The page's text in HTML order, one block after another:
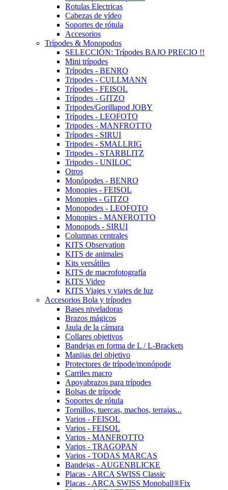
Rotulas Electricas
Cabezas de vídeo
Soportes de rótula
Accesorios
Trípodes & Monopodos
SELECCIÓN: Trípodes BAJO PRECIO !!
Mini trípodes
Trípodes - BENRO
Tripodes - CULLMANN
Trípodes - FEISOL
Trípodes - GITZO
Tripodes/Gorillapod JOBY
Trípodes - LEOFOTO
Tripodes - MANFROTTO
Trípodes - SIRUI
Tripodes - SMALLRIG
Tripodes - STARBLITZ
Tripodes - UNILOC
Otros
Monópodes - BENRO
Monopies - FEISOL
Monopies - GITZO
Monopodes - LEOFOTO
Monopies - MANFROTTO
Monopods - SIRUI
Columnas centrales
KITS Observation
KITS de animales
Kits versátiles
KITS de macrofotografía
KITS Video
KITS Viajes y viajes de luz
Accesorios Bola y trípodes
Bases niveladoras
Brazos mágicos
Jaula de la cámara
Collares objetivos
Bandejas en forma de L / L-Brackets
Manijas del objetivo
Protectores de trípode/monópode
Carriles macro
Apoyabrazos para trípodes
Bolsas de trípode
Soportes de rótula
Tornillos, tuercas, machos, terrajas...
Varios - FEISOL
Varios - FEISOL
Varios - MANFROTTO
Varios - TRAGOPAN
Varios - TODAS MARCAS
Bandejas - AUGENBLICKE
Placas - ARCA SWISS Classic
Placas - ARCA SWISS Monoball®Fix